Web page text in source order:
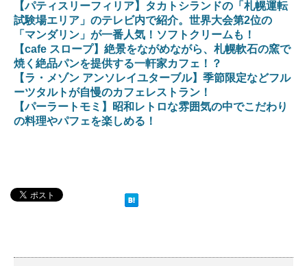
【パティスリーフィリア】タカトシランドの「札幌運転
試験場エリア」のテレビ内で紹介。世界大会第2位の
「マンダリン」が一番人気！ソフトクリームも！
【cafe スロープ】絶景をながめながら、札幌軟石の窯で
焼く絶品パンを提供する一軒家カフェ！？
【ラ・メゾン アンソレイユターブル】季節限定などフル
ーツタルトが自慢のカフェレストラン！
【パーラートモミ】昭和レトロな雰囲気の中でこだわり
の料理やパフェを楽しめる！